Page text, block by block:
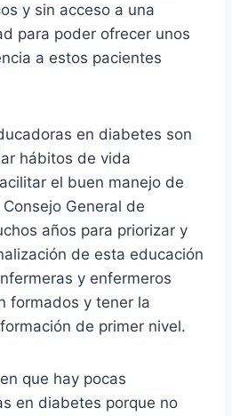
y sin acceso a una
para poder ofrecer unos
a estos pacientes
en diabetes son
hábitos de vida
el buen manejo de
General de
años para priorizar y
de esta educación
y enfermeros
formados y tener la
de primer nivel.
que hay pocas
en diabetes porque no